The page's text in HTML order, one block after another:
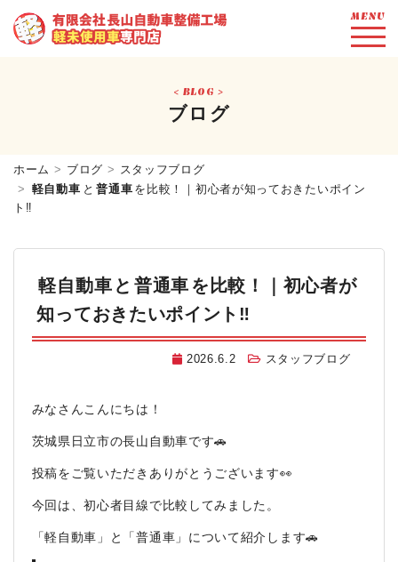
MENU
BLOG
ブログ
ホーム ブログ
スタッフブログ
軽自動車 と 普通車 を比較！｜初心者が知っておきたいポイン
ト‼️
軽自動車 と 普通車 を比較！｜初心者が
知っておきたいポイント‼️
2026.6.2 スタッフブログ
みなさんこんにちは！
茨城県日立市の長山自動車です🚗
投稿をご覧いただきありがとうございます👀
今回は、初心者目線で比較してみました。
「軽自動車」と「普通車」について紹介します🚗